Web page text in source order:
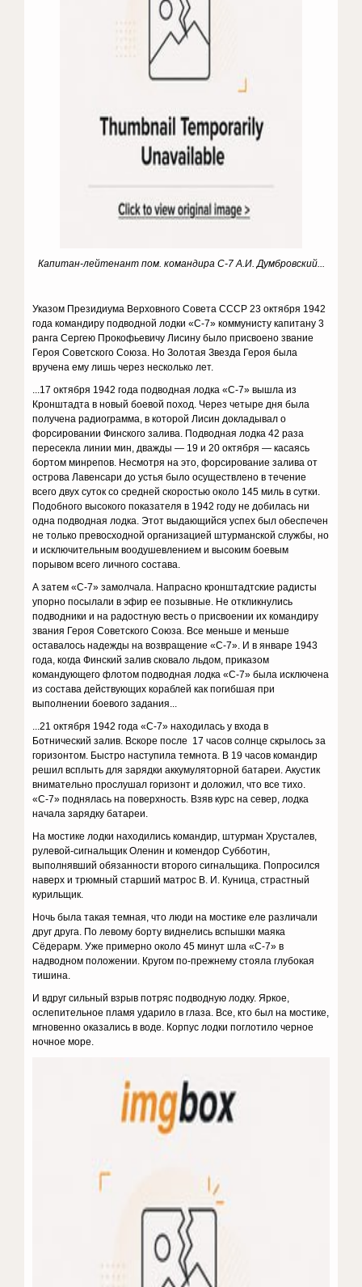
Капитан-лейтенант пом. командира С-7 А.И. Думбровский...
Указом Президиума Верховного Совета СССР 23 октября 1942
года командиру подводной лодки «С-7» коммунисту капитану 3
ранга Сергею Прокофьевичу Лисину было присвоено звание
Героя Советского Союза. Но Золотая Звезда Героя была
вручена ему лишь через несколько лет.
...17 октября 1942 года подводная лодка «С-7» вышла из
Кронштадта в новый боевой поход. Через четыре дня была
получена радиограмма, в которой Лисин докладывал о
форсировании Финского залива. Подводная лодка 42 раза
пересекла линии мин, дважды — 19 и 20 октября — касаясь
бортом минрепов. Несмотря на это, форсирование залива от
острова Лавенсари до устья было осуществлено в течение
всего двух суток со средней скоростью около 145 миль в сутки.
Подобного высокого показателя в 1942 году не добилась ни
одна подводная лодка. Этот выдающийся успех был обеспечен
не только превосходной организацией штурманской службы, но
и исключительным воодушевлением и высоким боевым
порывом всего личного состава.
А затем «С-7» замолчала. Напрасно кронштадтские радисты
упорно посылали в эфир ее позывные. Не откликнулись
подводники и на радостную весть о присвоении их командиру
звания Героя Советского Союза. Все меньше и меньше
оставалось надежды на возвращение «С-7». И в январе 1943
года, когда Финский залив сковало льдом, приказом
командующего флотом подводная лодка «С-7» была исключена
из состава действующих кораблей как погибшая при
выполнении боевого задания...
...21 октября 1942 года «С-7» находилась у входа в
Ботнический залив. Вскоре после 17 часов солнце скрылось за
горизонтом. Быстро наступила темнота. В 19 часов командир
решил всплыть для зарядки аккумуляторной батареи. Акустик
внимательно прослушал горизонт и доложил, что все тихо.
«С-7» поднялась на поверхность. Взяв курс на север, лодка
начала зарядку батареи.
На мостике лодки находились командир, штурман Хрусталев,
рулевой-сигнальщик Оленин и комендор Субботин,
выполнявший обязанности второго сигнальщика. Попросился
наверх и трюмный старший матрос В. И. Куница, страстный
курильщик.
Ночь была такая темная, что люди на мостике еле различали
друг друга. По левому борту виднелись вспышки маяка
Сёдерарм. Уже примерно около 45 минут шла «С-7» в
надводном положении. Кругом по-прежнему стояла глубокая
тишина.
И вдруг сильный взрыв потряс подводную лодку. Яркое,
ослепительное пламя ударило в глаза. Все, кто был на мостике,
мгновенно оказались в воде. Корпус лодки поглотило черное
ночное море.